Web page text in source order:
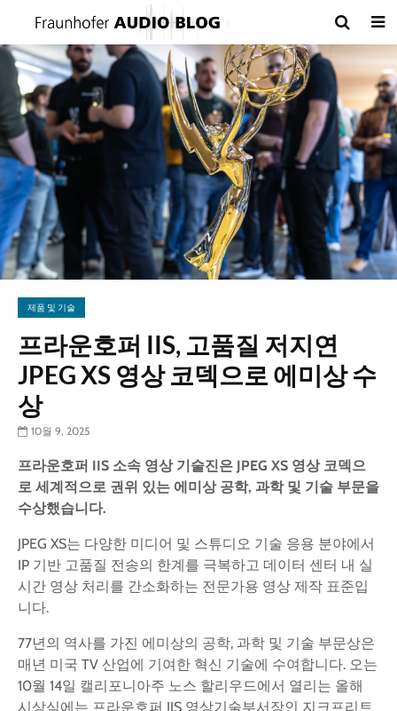
제품 및 기술
프라운호퍼 IIS, 고품질 저지연
JPEG XS 영상 코덱으로 에미상 수
상
10월 9, 2025
프라운호퍼 IIS 소속 영상 기술진은 JPEG XS 영상 코덱으
로 세계적으로 권위 있는 에미상 공학, 과학 및 기술 부문을
수상했습니다.
JPEG XS는 다양한 미디어 및 스튜디오 기술 응용 분야에서
IP 기반 고품질 전송의 한계를 극복하고 데이터 센터 내 실
시간 영상 처리를 간소화하는 전문가용 영상 제작 표준입
니다.
77년의 역사를 가진 에미상의 공학, 과학 및 기술 부문상은
매년 미국 TV 산업에 기여한 혁신 기술에 수여합니다. 오는
10월 14일 캘리포니아주 노스 할리우드에서 열리는 올해
시상식에는 프라운호퍼 IIS 영상기술부서장인 지크프리트